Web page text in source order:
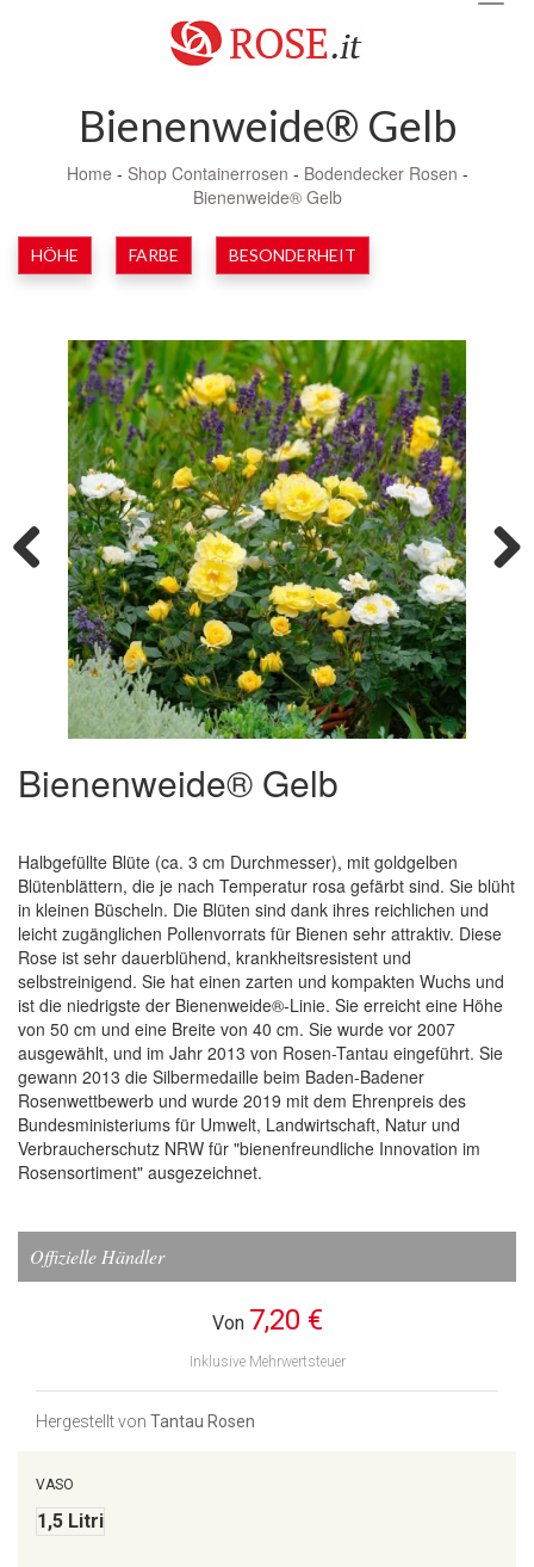
Bienenweide® Gelb
Home - Shop Containerrosen - Bodendecker Rosen -
Bienenweide® Gelb
HÖHE FARBE BESONDERHEIT
Previous
Bienenweide® Gelb
Halbgefüllte Blüte (ca. 3 cm Durchmesser), mit goldgelben
Blütenblättern, die je nach Temperatur rosa gefärbt sind. Sie blüht
in kleinen Büscheln. Die Blüten sind dank ihres reichlichen und
leicht zugänglichen Pollenvorrats für Bienen sehr attraktiv. Diese
Rose ist sehr dauerblühend, krankheitsresistent und
selbstreinigend. Sie hat einen zarten und kompakten Wuchs und
ist die niedrigste der Bienenweide®-Linie. Sie erreicht eine Höhe
von 50 cm und eine Breite von 40 cm. Sie wurde vor 2007
ausgewählt, und im Jahr 2013 von Rosen-Tantau eingeführt. Sie
gewann 2013 die Silbermedaille beim Baden-Badener
Rosenwettbewerb und wurde 2019 mit dem Ehrenpreis des
Bundesministeriums für Umwelt, Landwirtschaft, Natur und
Verbraucherschutz NRW für "bienenfreundliche Innovation im
Rosensortiment" ausgezeichnet.
Offizielle Händler
Von 7,20 €
Inklusive Mehrwertsteuer
Hergestellt von Tantau Rosen
VASO
1,5 Litri